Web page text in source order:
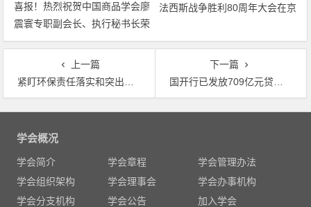
喜报！热烈祝贺中国商品学会廖
震寰专职副会长、执行秘书长荣
获农工党中央表彰
法西斯战争胜利80周年大会在京
阅兵仪式 习近平发表重要讲话
并检阅受阅部队
上一篇
紧盯环保责任落实和突出问题整改 中央环保督察“回头看”看出了什么？
下一篇
国开行已发放709亿元贷款支持长江经济带生态修复和污染治理
文
学会概况
学会简介 学会章程
学会管理办法
学会组织架构
学会理事会
学会办事机构
学会分支机构
学会公告 加入学会